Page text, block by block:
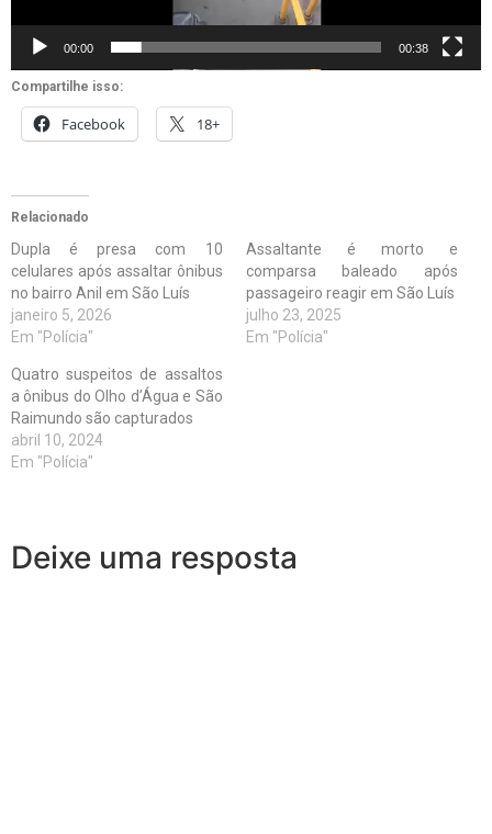
00:00 00:38
Compartilhe isso:
Facebook 18+
Relacionado
Dupla é presa com 10
celulares após assaltar ônibus
no bairro Anil em São Luís
janeiro 5, 2026
Em "Polícia"
Assaltante é morto e
comparsa baleado após
passageiro reagir em São Luís
julho 23, 2025
Em "Polícia"
Quatro suspeitos de assaltos
a ônibus do Olho d’Água e São
Raimundo são capturados
abril 10, 2024
Em "Polícia"
Deixe uma resposta